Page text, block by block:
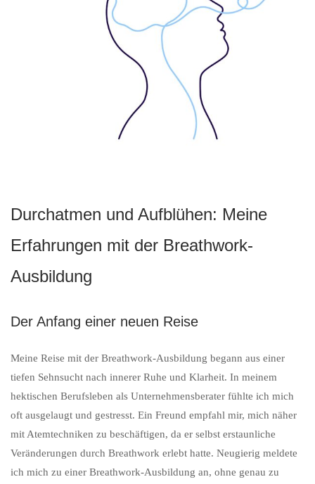
Durchatmen und Aufblühen: Meine
Erfahrungen mit der Breathwork-
Ausbildung
Der Anfang einer neuen Reise
Meine Reise mit der Breathwork-Ausbildung begann aus einer
tiefen Sehnsucht nach innerer Ruhe und Klarheit. In meinem
hektischen Berufsleben als Unternehmensberater fühlte ich mich
oft ausgelaugt und gestresst. Ein Freund empfahl mir, mich näher
mit Atemtechniken zu beschäftigen, da er selbst erstaunliche
Veränderungen durch Breathwork erlebt hatte. Neugierig meldete
ich mich zu einer Breathwork-Ausbildung an, ohne genau zu